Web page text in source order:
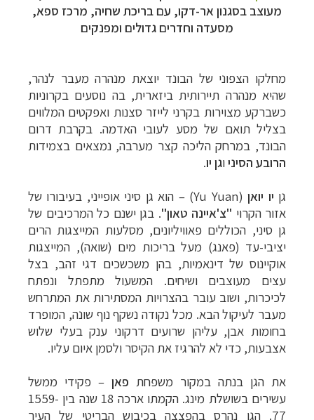
מעוצב בסגנון אר-דקו, עם בריכת שחיה, מרכז ספא,
מסעדה וחדרים גדולים ומפנקים
מחלקו הצפוני של הבונד יוצאת מנהרה מעבר לנהר,
שהיא מנהרה תיירותית ביזארית, בה נוסעים בקרוניות
כשברקע מצוירות בקרני לייזר סצנות ואפקטים המלווים
בצליל תואם של מסע לעובי האדמה. בקרבת דרום
הבונד, במרחק הליכה קצר מערבה, נמצאים בצמידות
הרובע הסיניוגן יו.
גן יו יואן(
Yu Yuan
)– הוא גן סיני אופייני, בעיבורו של
אזור הקרוי "צ'איינה טאון". בגן ישנם כל המרכיבים של
גן סיני, הכוללים פאוויליונים, מסלעות המייצגות הרים
יציבי-עד (פאנג) מעל בריכות מים (שואה), המייצגות
אוקיינוס של דינאמיות, בהן משכשכים דגי זהב, בצל
עצים מעוצבים ושיחים. המשעול מתפתל ונפתח
לכיכרות, ושוב עובר בהצרויות המסתירות את המתרחש
מעבר לעיקול הבא. מכל נקודה נשקף נוף שונה, המופרד
בחומות אבן, עליהן שרועים דרקוני ענק בעלי שלוש
אצבעות, כדי לא להרגיז את הקיסר ולסמן איום עליו.
את הגן בנתה במקור משפחת פאן – פקידי ממשל
עשירים בשושלת מינג. הקמתו ארכה 18 שנה בין 1559-
77.
הגן נהרס בהפצצה בכיבוש הבריטי של העיר